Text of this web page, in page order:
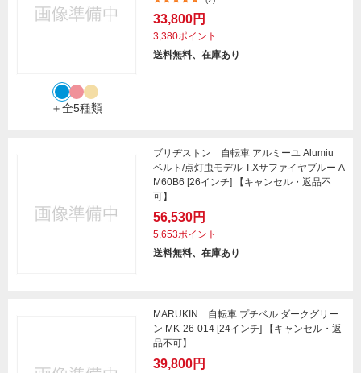
＋全5種類
33,800円
3,380ポイント
送料無料、在庫あり
ブリヂストン 自転車 アルミーユ Alumiu
ベルト/点灯虫モデル T.Xサファイヤブルー A
M60B6 [26インチ] 【キャンセル・返品不
可】
56,530円
5,653ポイント
送料無料、在庫あり
MARUKIN 自転車 プチベル ダークグリー
ン MK-26-014 [24インチ] 【キャンセル・返
品不可】
39,800円